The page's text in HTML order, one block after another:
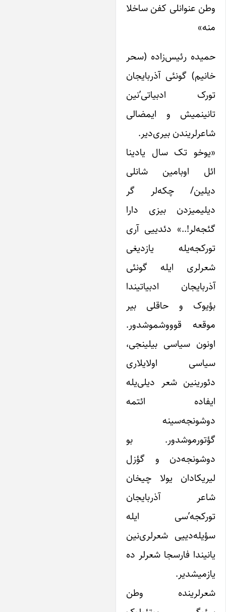
عنوانلی کفن ساخلا
رئیس‌زاده (سحر
گونئی آذربایجان
ادبیاتی’نین
و ایمضالی
بیری‌دیر.
تک سال یادینا
اوبامین شانلی
چکه‌لر گر
بیزی دارا
دئدییی آری
یازدیغی
ایله گونئی
ادبیاتیندا
و حاقلی بیر
قوووشموشدور.
سیاسی بیلینجی،
اولایلاری
شعر دیلی‌یله
ائتمه
بو
و گؤزل
یولا چیخان
آذربایجان
ایله
شعرلری‌نین
فارسجا شعرلر ده
وطن